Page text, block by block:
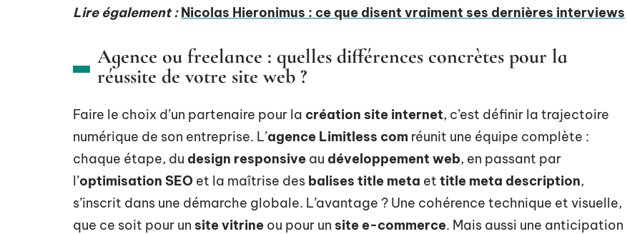
Lire également : Nicolas Hieronimus : ce que disent vraiment ses dernières interviews
Agence ou freelance : quelles différences concrètes pour la
réussite de votre site web ?
Faire le choix d’un partenaire pour la création site internet, c’est définir la trajectoire
numérique de son entreprise. L’agence Limitless com réunit une équipe complète :
chaque étape, du design responsive au développement web, en passant par
l’optimisation SEO et la maîtrise des balises title meta et title meta description,
s’inscrit dans une démarche globale. L’avantage ? Une cohérence technique et visuelle,
que ce soit pour un site vitrine ou pour un site e-commerce. Mais aussi une anticipation